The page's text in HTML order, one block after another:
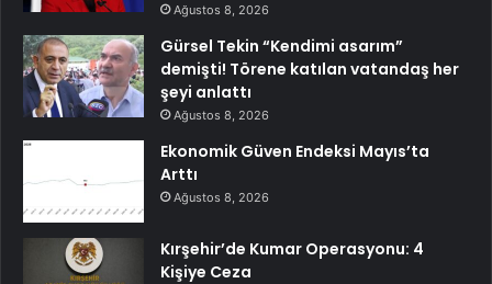
Ağustos 8, 2026
Gürsel Tekin “Kendimi asarım”
demişti! Törene katılan vatandaş her
şeyi anlattı
Ağustos 8, 2026
Ekonomik Güven Endeksi Mayıs’ta
Arttı
Ağustos 8, 2026
Kırşehir’de Kumar Operasyonu: 4
Kişiye Ceza